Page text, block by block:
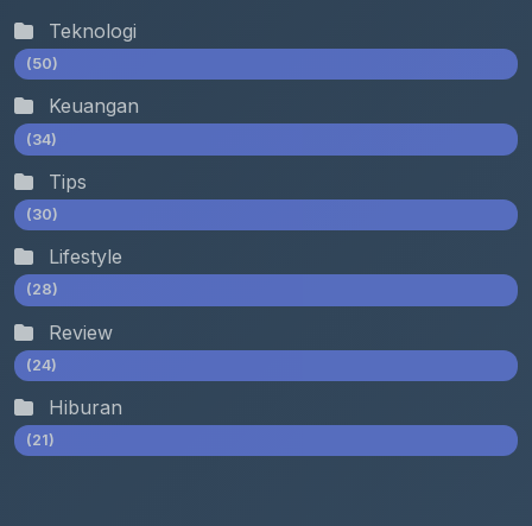
Teknologi
(50)
Keuangan
(34)
Tips
(30)
Lifestyle
(28)
Review
(24)
Hiburan
(21)